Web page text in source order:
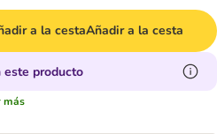
a la cestaAñadir a la cesta
este producto
más